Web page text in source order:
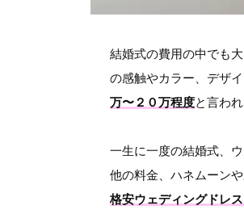
結婚式の費用の中でも
の感触やカラー、デザ
万〜２０万程度と言わ
一生に一度の結婚式、
他の料金、ハネムーン
格安ウェディングドレ